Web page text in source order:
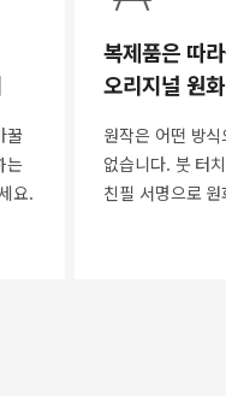
꿀
는
요.
복제품은 따
오리지널 원
원작은 어떤 방
없습니다. 붓 터
친필 서명으로